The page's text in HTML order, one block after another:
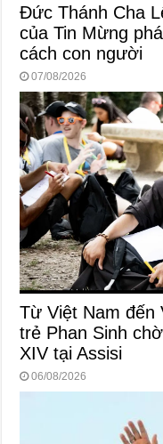
Đức Thánh Cha
của Tin Mừng
cách con người
07/08/2026
Từ Việt Nam đến
trẻ Phan Sinh
XIV tại Assisi
06/08/2026